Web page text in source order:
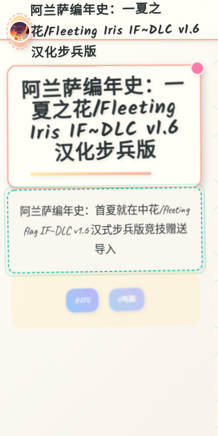
阿兰萨编年史：一夏之
花/Fleeting Iris IF~DLC v1.6
汉化步兵版
阿兰萨编年史：一
夏之花/Fleeting
Iris IF~DLC v1.6
汉化步兵版
阿兰萨编年史：首夏就在中花/fleeting
flag IF~DLC v1.6 汉式步兵版竞技赠送
导入
#RPG #电脑
★